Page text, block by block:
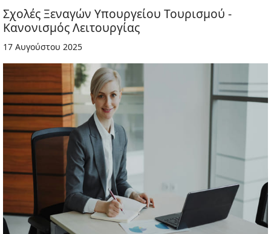
Σχολές Ξεναγών Υπουργείου Τουρισμού -
Κανονισμός Λειτουργίας
17 Αυγούστου 2025